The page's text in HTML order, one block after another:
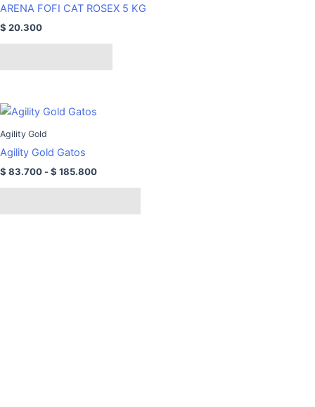
la
página
de
ARENA FOFI CAT ROSEX 5 KG
$ 20.300
Agility Gold
Agility Gold Gatos
$ 83.700 -$ 185.800hasta
Este
producto
múltiples
variantes.
opciones